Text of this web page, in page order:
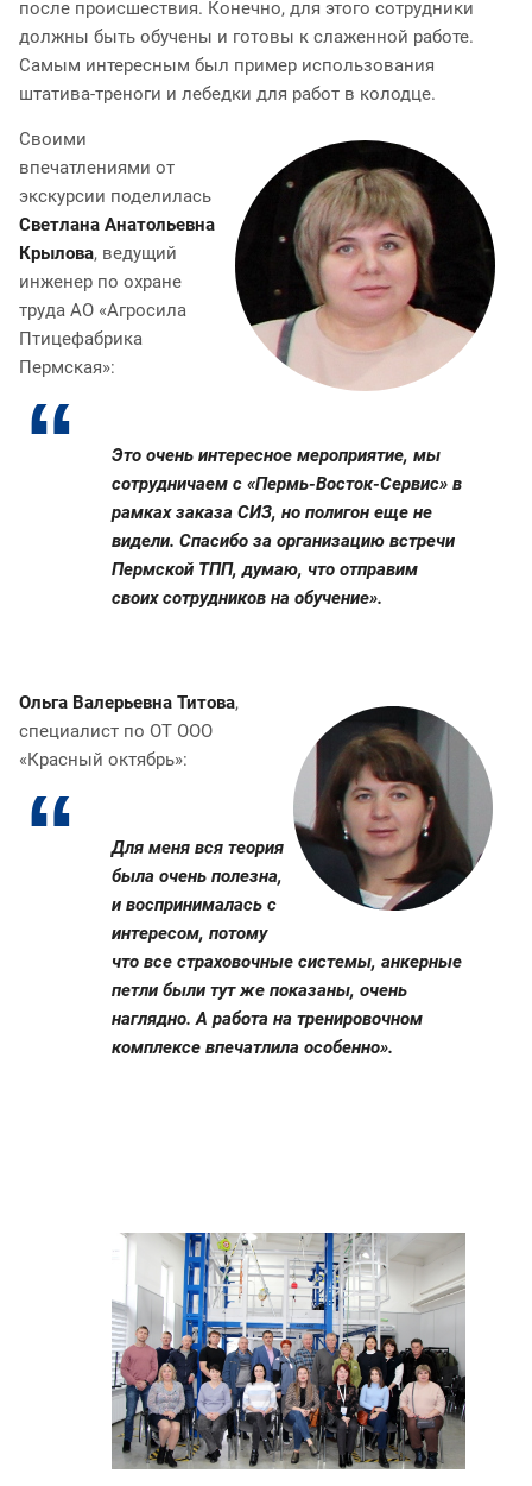
после происшествия. Конечно, для этого сотрудники
должны быть обучены и готовы к слаженной работе.
Самым интересным был пример использования
штатива-треноги и лебедки для работ в колодце.
Своими
впечатлениями от
экскурсии поделилась
Светлана Анатольевна
Крылова, ведущий
инженер по охране
труда АО «Агросила
Птицефабрика
Пермская»:
Это очень интересное мероприятие, мы
сотрудничаем с «Пермь-Восток-Сервис» в
рамках заказа СИЗ, но полигон еще не
видели. Спасибо за организацию встречи
Пермской ТПП, думаю, что отправим
своих сотрудников на обучение».
Ольга Валерьевна Титова,
специалист по ОТ ООО
«Красный октябрь»:
Для меня вся теория
была очень полезна,
и воспринималась с
интересом, потому
что все страховочные системы, анкерные
петли были тут же показаны, очень
наглядно. А работа на тренировочном
комплексе впечатлила особенно».